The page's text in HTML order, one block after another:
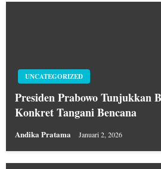
UNCATEGORIZED
Presiden Prabowo Tunjukkan
Konkret Tangani Bencana
Andika Pratama Januari 2, 2026